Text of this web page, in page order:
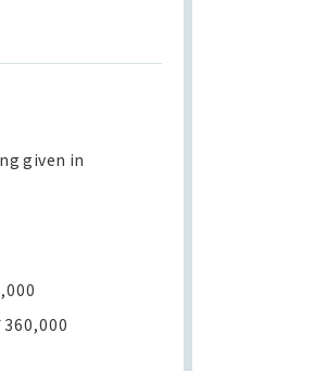
given in
360,000